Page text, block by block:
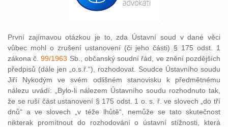
První zajímavou otázkou je to, zda Ústavní soud v dané věci
vůbec mohl o zrušení ustanovení (či jeho části) § 175 odst. 1
zákona č.99/1963 Sb., občanský soudní řád, ve znění pozdějších
předpisů (dále jen „o.s.ř.“), rozhodovat. Soudce Ústavního soudu
Jiří Nykodým ve svém odlišném stanovisku k předmětnému
nálezu uvádí: „Bylo-li nálezem Ústavního soudu rozhodnuto tak,
že se ruší část ustanovení § 175 odst. 1 o. s. ř. ve slovech „do tří
dnů“ a ve slovech „v téže lhůtě“, nemůže se tato skutečnost
nikterak promítnout do rozhodování o ústavní stížnosti, která